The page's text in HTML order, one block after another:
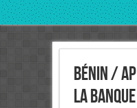
Bénin /
la